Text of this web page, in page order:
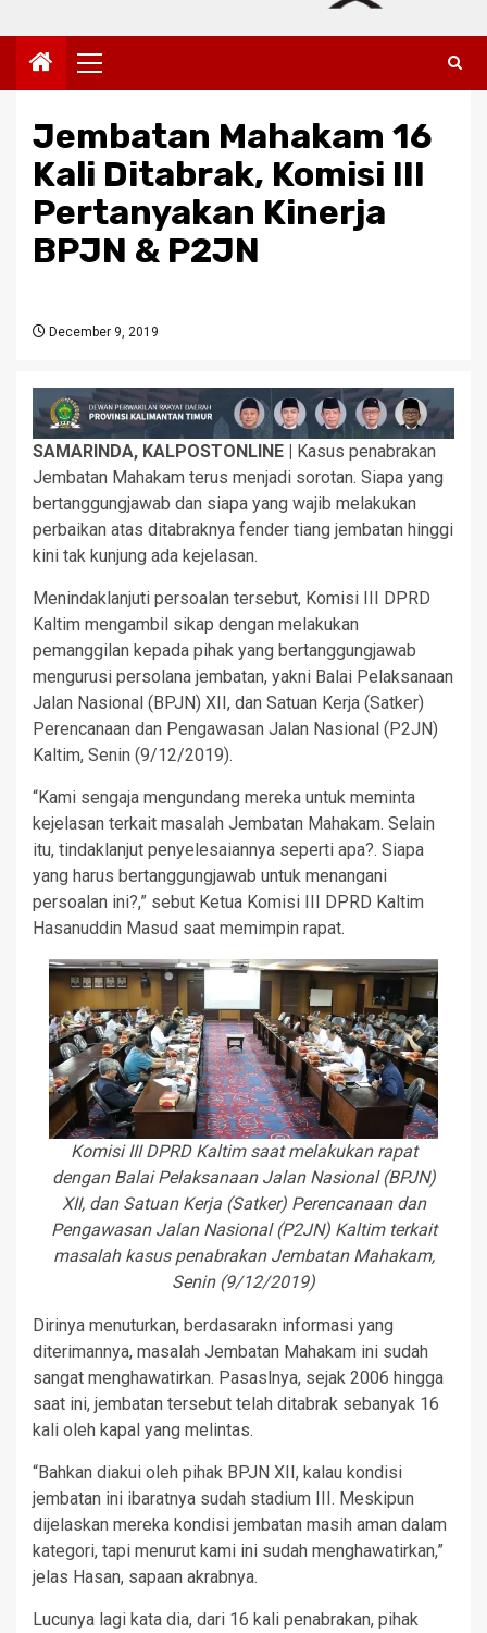
Primary
Menu
Jembatan Mahakam 16
Kali Ditabrak, Komisi III
Pertanyakan Kinerja
BPJN & P2JN
December 9, 2019
SAMARINDA, KALPOSTONLINE | Kasus penabrakan
Jembatan Mahakam terus menjadi sorotan. Siapa yang
bertanggungjawab dan siapa yang wajib melakukan
perbaikan atas ditabraknya fender tiang jembatan hinggi
kini tak kunjung ada kejelasan.
Menindaklanjuti persoalan tersebut, Komisi III DPRD
Kaltim mengambil sikap dengan melakukan
pemanggilan kepada pihak yang bertanggungjawab
mengurusi persolana jembatan, yakni Balai Pelaksanaan
Jalan Nasional (BPJN) XII, dan Satuan Kerja (Satker)
Perencanaan dan Pengawasan Jalan Nasional (P2JN)
Kaltim, Senin (9/12/2019).
“Kami sengaja mengundang mereka untuk meminta
kejelasan terkait masalah Jembatan Mahakam. Selain
itu, tindaklanjut penyelesaiannya seperti apa?. Siapa
yang harus bertanggungjawab untuk menangani
persoalan ini?,” sebut Ketua Komisi III DPRD Kaltim
Hasanuddin Masud saat memimpin rapat.
Komisi III DPRD Kaltim saat melakukan rapat
dengan Balai Pelaksanaan Jalan Nasional (BPJN)
XII, dan Satuan Kerja (Satker) Perencanaan dan
Pengawasan Jalan Nasional (P2JN) Kaltim terkait
masalah kasus penabrakan Jembatan Mahakam,
Senin (9/12/2019)
Dirinya menuturkan, berdasarakn informasi yang
diterimannya, masalah Jembatan Mahakam ini sudah
sangat menghawatirkan. Pasaslnya, sejak 2006 hingga
saat ini, jembatan tersebut telah ditabrak sebanyak 16
kali oleh kapal yang melintas.
“Bahkan diakui oleh pihak BPJN XII, kalau kondisi
jembatan ini ibaratnya sudah stadium III. Meskipun
dijelaskan mereka kondisi jembatan masih aman dalam
kategori, tapi menurut kami ini sudah menghawatirkan,”
jelas Hasan, sapaan akrabnya.
Lucunya lagi kata dia, dari 16 kali penabrakan, pihak